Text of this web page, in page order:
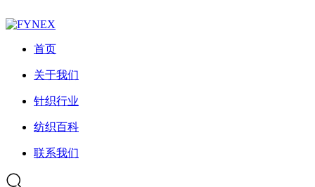
首页
关于我们
针织行业
纺织百科
联系我们